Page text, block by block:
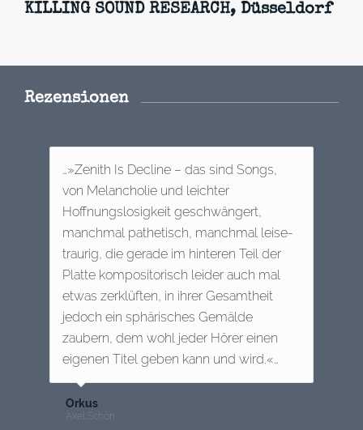
KILLING SOUND RESEARCH, Düsseldorf
Rezensionen
…»Zenith Is Decline – das sind Songs,
von Melancholie und leichter
Hoffnungslosigkeit geschwängert,
manchmal pathetisch, manchmal leise-
traurig, die gerade im hinteren Teil der
Platte kompositorisch leider auch mal
etwas zerklüften, in ihrer Gesamtheit
jedoch ein sphärisches Gemälde
zaubern, dem wohl jeder Hörer einen
eigenen Titel geben kann und wird.«…
Orkus
Axel Schön